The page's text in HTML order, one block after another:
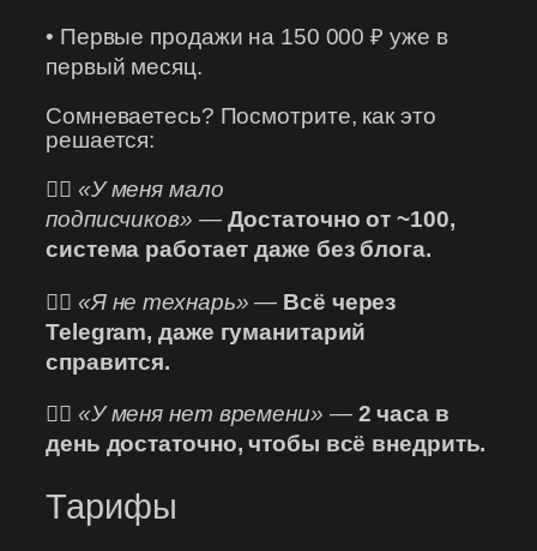
• Первые продажи на 150 000 ₽ уже в
первый месяц.
Сомневаетесь? Посмотрите, как это
решается:
🙋‍♀️ «У меня мало
подписчиков» — Достаточно от ~100,
система работает даже без блога.
🙋‍♀️ «Я не технарь» — Всё через
Telegram, даже гуманитарий
справится.
🙋‍♀️ «У меня нет времени» — 2 часа в
день достаточно, чтобы всё внедрить.
Тарифы